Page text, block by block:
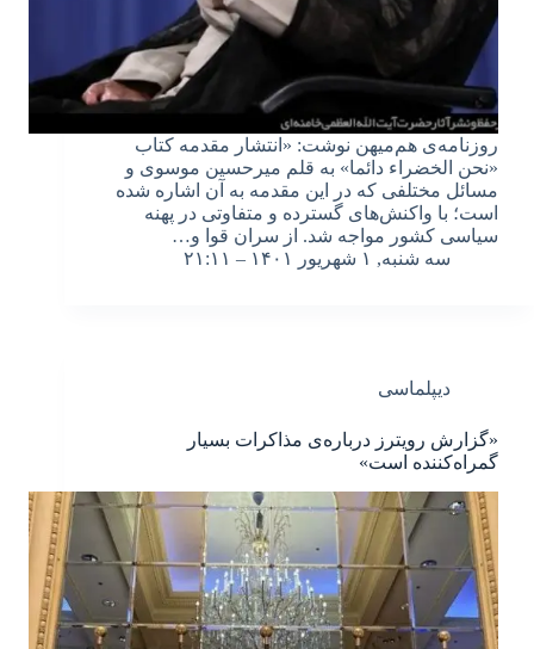
روزنامه‌ی هم‌میهن نوشت: «انتشار مقدمه کتاب
«نحن الخضراء دائما» به قلم میرحسین موسوی و
مسائل مختلفی که در این مقدمه به آن اشاره شده
است؛ با واکنش‌‌های گسترده و متفاوتی در پهنه
سیاسی کشور مواجه شد. از سران قوا و…
سه شنبه, ۱ شهریور ۱۴۰۱ – ۲۱:۱۱
دیپلماسی
«گزارش رویترز درباره‌ی مذاکرات بسیار
گمراه‌کننده است»